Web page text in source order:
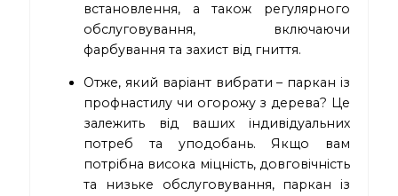
встановлення, а також регулярного
обслуговування, включаючи
фарбування та захист від гниття.
Отже, який варіант вибрати – паркан із
профнастилу чи огорожу з дерева? Це
залежить від ваших індивідуальних
потреб та уподобань. Якщо вам
потрібна висока міцність, довговічність
та низьке обслуговування, паркан із